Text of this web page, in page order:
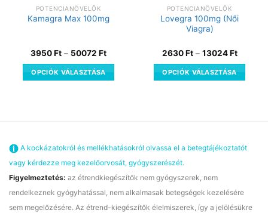
POTENCIANÖVELŐK
Kamagra Max 100mg
3950Ft – 50072 Ft
OPCIÓK VÁLASZTÁSA
POTENCIANÖVELŐK
Lovegra 100mg (Női
Viagra)
2630Ft– 13024Ft
OPCIÓK VÁLASZTÁSA
A kockázatokról és mellékhatásokról olvassa el a betegtájékoztatót
vagy kérdezze meg kezelőorvosát, gyógyszerészét.
Figyelmeztetés: az étrendkiegészítők nem gyógyszerek, nem
rendelkeznek gyógyhatással, nem alkalmasak betegségek kezelésére
sem megelőzésére. Az étrend-kiegészítők élelmiszerek, így a jelölésükre